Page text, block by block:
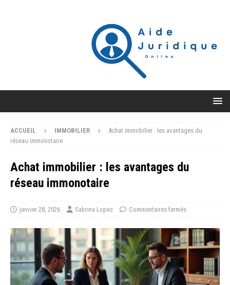
ACCUEIL IMMOBILIER
Achat immobilier : les avantages du
réseau immonotaire
Achat immobilier : les avantages du
réseau immonotaire
janvier 28, 2026 Sabrina Lopez Commentaires fermés